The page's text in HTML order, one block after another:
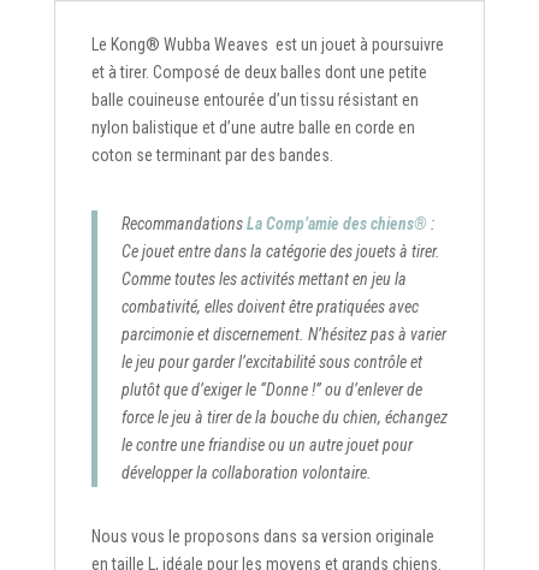
Le Kong® Wubba Weaves est un jouet à poursuivre
et à tirer. Composé de deux balles dont une petite
balle couineuse entourée d’un tissu résistant en
nylon balistique et d’une autre balle en corde en
coton se terminant par des bandes.
RecommandationsLa Comp’amie des chiens® :
Ce jouet entre dans la catégorie des jouets à tirer.
Comme toutes les activités mettant en jeu la
combativité, elles doivent être pratiquées avec
parcimonie et discernement. N’hésitez pas à varier
le jeu pour garder l’excitabilité sous contrôle et
plutôt que d’exiger le “Donne !” ou d’enlever de
force le jeu à tirer de la bouche du chien, échangez
le contre une friandise ou un autre jouet pour
développer la collaboration volontaire.
Nous vous le proposons dans sa version originale
en taille L, idéale pour les moyens et grands chiens.